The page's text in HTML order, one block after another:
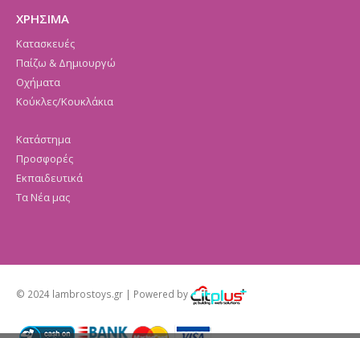
ΧΡΗΣΙΜΑ
Κατασκευές
Παίζω & Δημιουργώ
Οχήματα
Κούκλες/Κουκλάκια
Κατάστημα
Προσφορές
Εκπαιδευτικά
Τα Νέα μας
© 2024 lambrostoys.gr | Powered by